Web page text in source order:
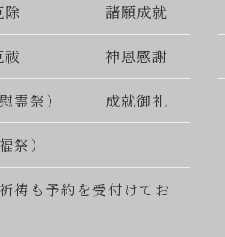
除 諸願成就
祓 神恩感謝
霊祭） 成就御礼
祭）
祷も予約を受付けてお